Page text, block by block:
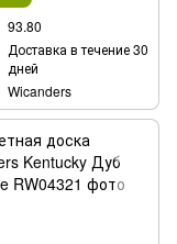
93.80
Доставка в течение 30
дней
Wicanders